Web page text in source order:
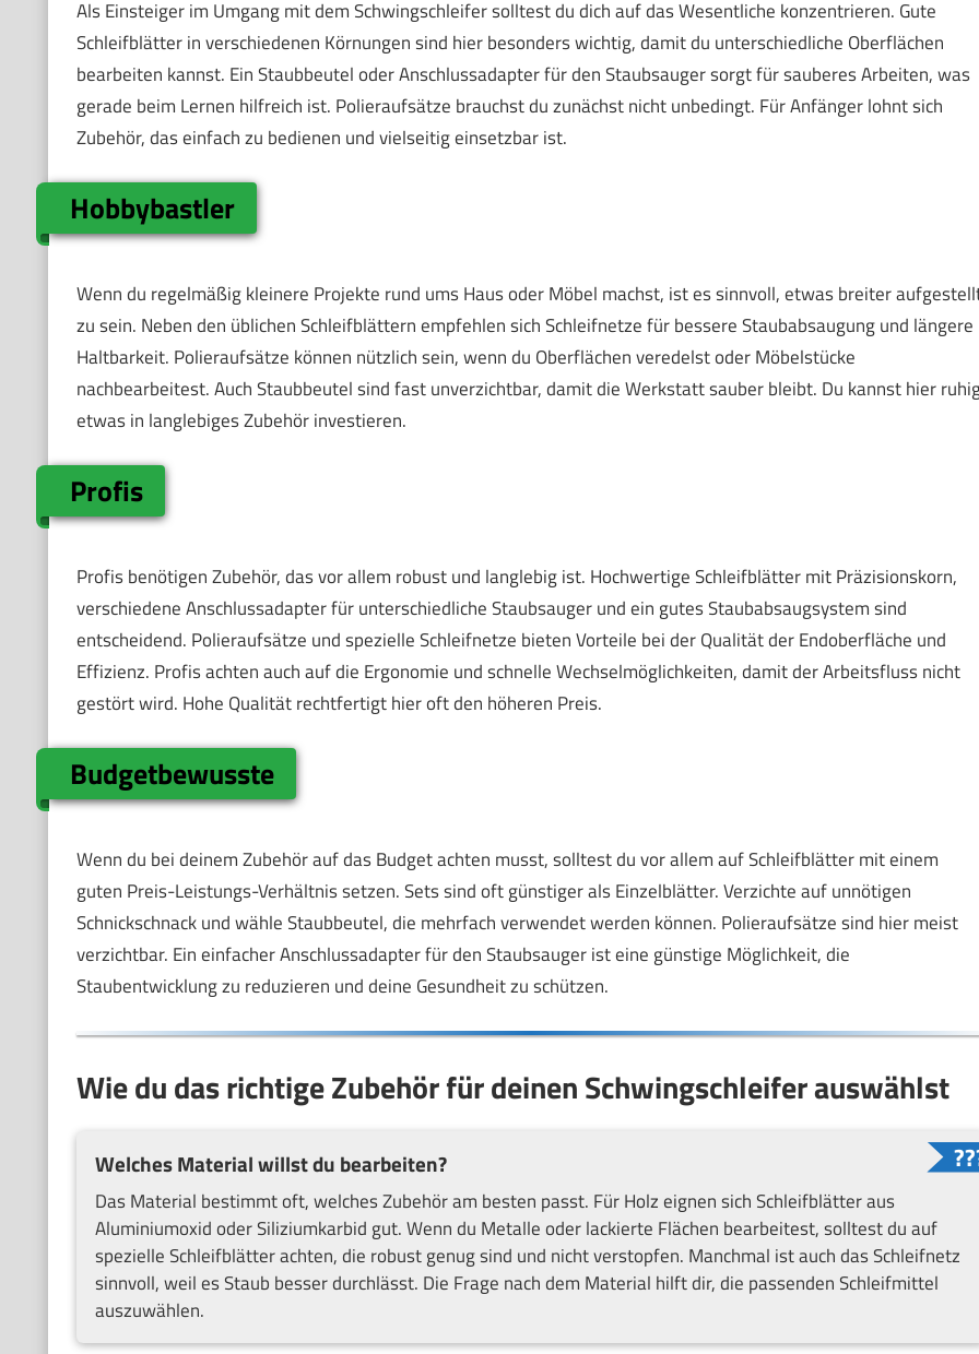
Als Einsteiger im Umgang mit dem Schwingschleifer solltest du dich auf das Wesentliche konzentrieren. Gute
Schleifblätter in verschiedenen Körnungen sind hier besonders wichtig, damit du unterschiedliche Oberflächen
bearbeiten kannst. Ein Staubbeutel oder Anschlussadapter für den Staubsauger sorgt für sauberes Arbeiten, was
gerade beim Lernen hilfreich ist. Polieraufsätze brauchst du zunächst nicht unbedingt. Für Anfänger lohnt sich
Zubehör, das einfach zu bedienen und vielseitig einsetzbar ist.
Hobbybastler
Wenn du regelmäßig kleinere Projekte rund ums Haus oder Möbel machst, ist es sinnvoll, etwas breiter
zu sein. Neben den üblichen Schleifblättern empfehlen sich Schleifnetze für bessere Staubabsaugung und längere
Haltbarkeit. Polieraufsätze können nützlich sein, wenn du Oberflächen veredelst oder Möbelstücke
nachbearbeitest. Auch Staubbeutel sind fast unverzichtbar, damit die Werkstatt sauber bleibt. Du kannst hier
etwas in langlebiges Zubehör investieren.
Profis
Profis benötigen Zubehör, das vor allem robust und langlebig ist. Hochwertige Schleifblätter mit Präzisionskorn,
verschiedene Anschlussadapter für unterschiedliche Staubsauger und ein gutes Staubabsaugsystem sind
entscheidend. Polieraufsätze und spezielle Schleifnetze bieten Vorteile bei der Qualität der Endoberfläche und
Effizienz. Profis achten auch auf die Ergonomie und schnelle Wechselmöglichkeiten, damit der Arbeitsfluss nicht
gestört wird. Hohe Qualität rechtfertigt hier oft den höheren Preis.
Budgetbewusste
Wenn du bei deinem Zubehör auf das Budget achten musst, solltest du vor allem auf Schleifblätter mit einem
guten Preis-Leistungs-Verhältnis setzen. Sets sind oft günstiger als Einzelblätter. Verzichte auf unnötigen
Schnickschnack und wähle Staubbeutel, die mehrfach verwendet werden können. Polieraufsätze sind hier meist
verzichtbar. Ein einfacher Anschlussadapter für den Staubsauger ist eine günstige Möglichkeit, die
Staubentwicklung zu reduzieren und deine Gesundheit zu schützen.
Wie du das richtige Zubehör für deinen Schwingschleifer auswählst
Welches Material willst du bearbeiten?
Das Material bestimmt oft, welches Zubehör am besten passt. Für Holz eignen sich Schleifblätter aus
Aluminiumoxid oder Siliziumkarbid gut. Wenn du Metalle oder lackierte Flächen bearbeitest, solltest du auf
spezielle Schleifblätter achten, die robust genug sind und nicht verstopfen. Manchmal ist auch das Schleifnetz
sinnvoll, weil es Staub besser durchlässt. Die Frage nach dem Material hilft dir, die passenden Schleifmittel
auszuwählen.